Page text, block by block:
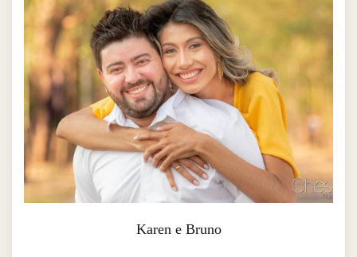
Karen e Bruno